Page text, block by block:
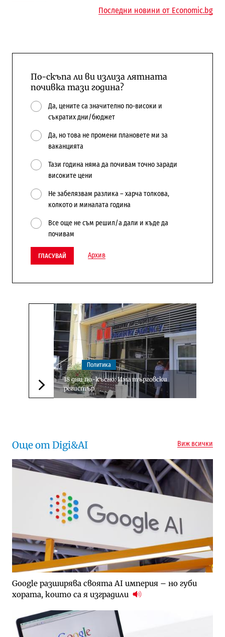
Последни новини от Economic.bg
По-скъпа ли ви излиза лятната
почивка тази година?
Да, цените са значително по-високи и
съкратих дни/бюджет
Да, но това не промени плановете ми за
ваканцията
Тази година няма да почивам точно заради
високите цени
Не забелязвам разлика – харча толкова,
колкото и миналата година
Все още не съм решил/а дали и къде да
почивам
ГЛАСУВАЙ Архив
Следваща новина
Политика
18 дни по-късно: Има търговски
регистър
Още от Digi&AI Виж всички
Google разширява своята AI империя – но губи
хората, които са я изградили